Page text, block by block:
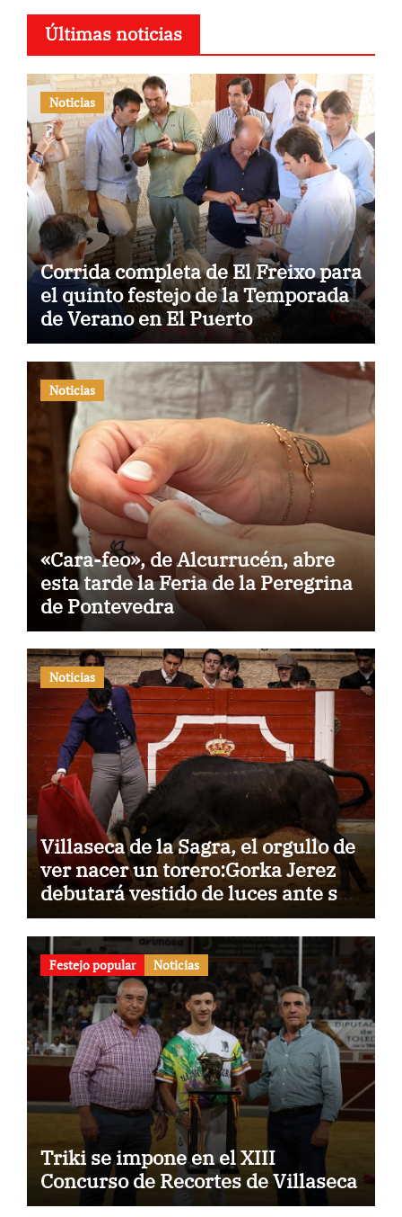
Últimas noticias
Noticias
Corrida completa de El Freixo para
el quinto festejo de la Temporada
de Verano en El Puerto
Noticias
«Cara-feo», de Alcurrucén, abre
esta tarde la Feria de la Peregrina
de Pontevedra
Noticias
Villaseca de la Sagra, el orgullo de
ver nacer un torero:Gorka Jerez
debutará vestido de luces ante su
pueblo
Festejo popular Noticias
Triki se impone en el XIII
Concurso de Recortes de Villaseca